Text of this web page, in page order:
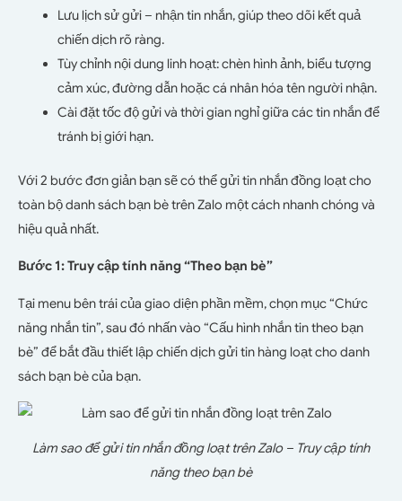
Lưu lịch sử gửi – nhận tin nhắn, giúp theo dõi kết quả
chiến dịch rõ ràng.
Tùy chỉnh nội dung linh hoạt: chèn hình ảnh, biểu tượng
cảm xúc, đường dẫn hoặc cá nhân hóa tên người nhận.
Cài đặt tốc độ gửi và thời gian nghỉ giữa các tin nhắn để
tránh bị giới hạn.
Với 2 bước đơn giản bạn sẽ có thể gửi tin nhắn đồng loạt cho
toàn bộ danh sách bạn bè trên Zalo một cách nhanh chóng và
hiệu quả nhất.
Bước 1: Truy cập tính năng “Theo bạn bè”
Tại menu bên trái của giao diện phần mềm, chọn mục “Chức
năng nhắn tin”, sau đó nhấn vào “Cấu hình nhắn tin theo bạn
bè” để bắt đầu thiết lập chiến dịch gửi tin hàng loạt cho danh
sách bạn bè của bạn.
Làm sao để gửi tin nhắn đồng loạt trên Zalo – Truy cập tính
năng theo bạn bè